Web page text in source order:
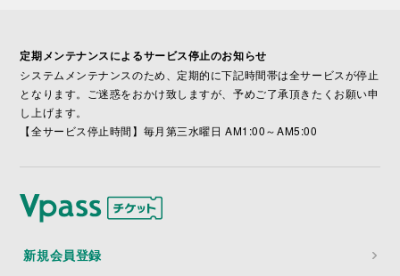
定期メンテナンスによるサービス停止のお知らせ
システムメンテナンスのため、定期的に下記時間帯は全サービスが停止
となります。ご迷惑をおかけ致しますが、予めご了承頂きたくお願い申
し上げます。
【全サービス停止時間】毎月第三水曜日 AM1:00～AM5:00
新規会員登録